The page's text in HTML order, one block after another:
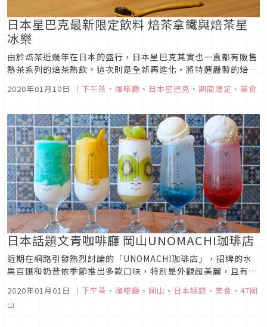
日本星巴克最新限定飲料 焙茶拿鐵與焙茶星
冰樂
由於焙茶近幾年在日本的盛行，日本星巴克其實也一直都有販售
熱茶系列的焙茶熱飲。這次則是全新再進化，將特選嚴製的焙茶
製成星巴克特色之一的星冰樂及拿鐵囉！作為2020年第一彈限
定新品系列，這款焙茶商品也是經過團隊的用心研發與製作才產
日本的朋友趕快喝...
2020年01月10日 ｜ 下午茶 、 咖啡廳 、 日本星巴克 、 期間限定 、 美食
日本話題文青咖啡廳 岡山UNOMACHI珈琲店
近期在網路引發熱烈討論的「UNOMACHI珈琲店」，招牌的水
果百匯和奶昔依季節推出多款口味，特別是外觀超美麗，且有別
於色彩繽紛交錯的可愛甜點或飲品，UNOMACHI珈琲店展現出
時尚俐落的大人感，特色的質感餐點，加上以書店咖啡廳為概念
的文青風格，邊閱讀邊享受美食的悠閒空間，吸引大批人潮打卡
2020年01月01日 ｜ 下午茶 、 咖啡廳 、 岡山 、 日本話題 、 美食 、 47岡
山